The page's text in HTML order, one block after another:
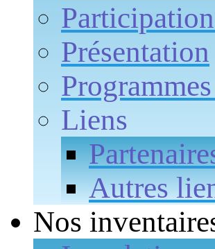
Présentation
Liens
Autres
Nos